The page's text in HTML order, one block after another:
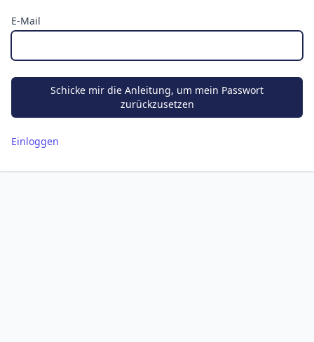
E-Mail
Schicke mir die Anleitung, um mein Passwort
zurückzusetzen
Einloggen